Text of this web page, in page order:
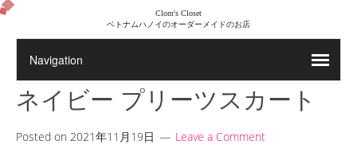
Clom's Closet
ベトナムハノイのオーダーメイドのお店
ネイビー プリーツスカート
Posted on 2021年11月19日 Leave a Comment